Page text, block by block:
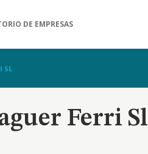
DE EMPRESAS
SL
Ferri Sl